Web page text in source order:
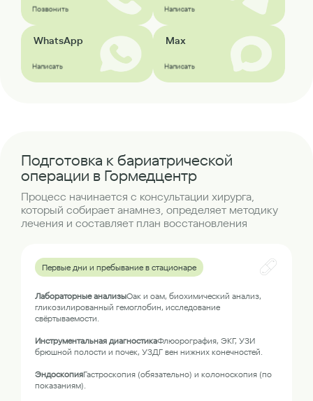
Позвонить Написать
WhatsApp
Написать
Max
Написать
Подготовка к бариатрической
операции в Гормедцентр
Процесс начинается с консультации хирурга,
который собирает анамнез, определяет методику
лечения и составляет план восстановления
Первые дни и пребывание в стационаре
Лабораторные анализыОак и оам, биохимический анализ,
гликозилированный гемоглобин, исследование
свёртываемости.
Инструментальная диагностикаФлюорография, ЭКГ, УЗИ
брюшной полости и почек, УЗДГ вен нижних конечностей.
ЭндоскопияГастроскопия (обязательно) и колоноскопия (по
показаниям).